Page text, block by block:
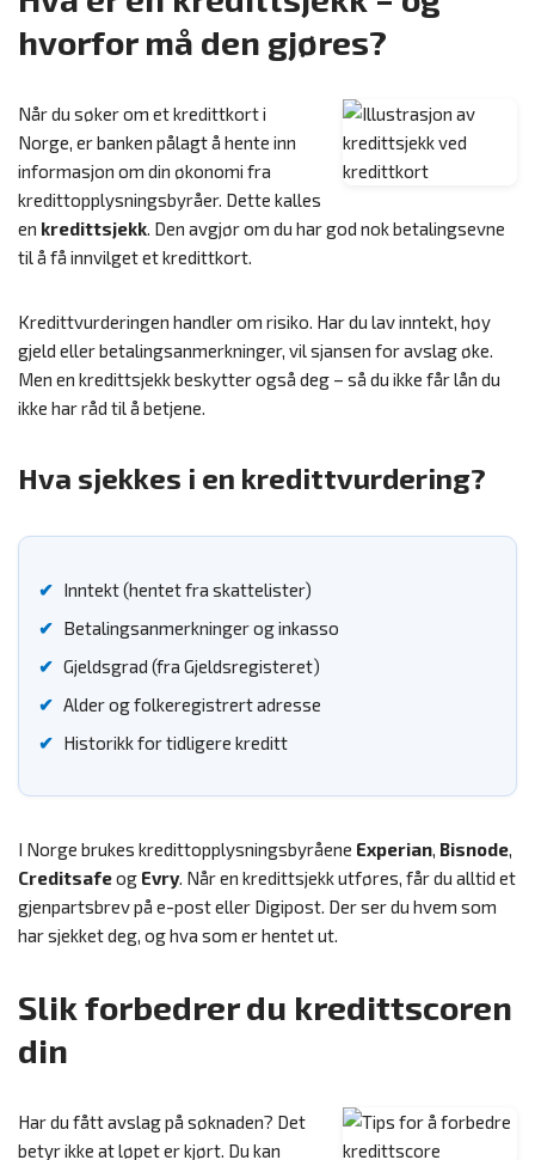
hvorfor må den gjøres?
Når du søker om et kredittkort i
Norge, er banken pålagt å hente inn
informasjon om din økonomi fra
kredittopplysningsbyråer. Dette kalles
en kredittsjekk. Den avgjør om du har god nok betalingsevne
til å få innvilget et kredittkort.
Kredittvurderingen handler om risiko. Har du lav inntekt, høy
gjeld eller betalingsanmerkninger, vil sjansen for avslag øke.
Men en kredittsjekk beskytter også deg – så du ikke får lån du
ikke har råd til å betjene.
Hva sjekkes i en kredittvurdering?
Inntekt (hentet fra skattelister)
Betalingsanmerkninger og inkasso
Gjeldsgrad (fra Gjeldsregisteret)
Alder og folkeregistrert adresse
Historikk for tidligere kreditt
I Norge brukes kredittopplysningsbyråene Experian, Bisnode,
Creditsafeog Evry. Når en kredittsjekk utføres, får du alltid et
gjenpartsbrev på e-post eller Digipost. Der ser du hvem som
har sjekket deg, og hva som er hentet ut.
Slik forbedrer du kredittscoren
din
Har du fått avslag på søknaden? Det
betyr ikke at løpet er kjørt. Du kan